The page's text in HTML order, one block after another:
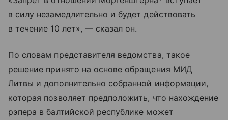
в силу незамедлительно и будет действовать
в течение 10 лет», — сказал он.
По словам представителя ведомства, такое
решение принято на основе обращения МИД
Литвы и дополнительно собранной информации,
которая позволяет предположить, что нахождение
рэпера в балтийской республике может